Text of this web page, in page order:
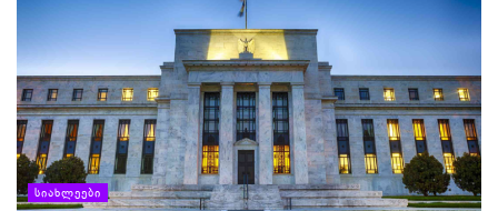
ᲡᲘᲐᲮᲚᲔᲔᲑᲘ